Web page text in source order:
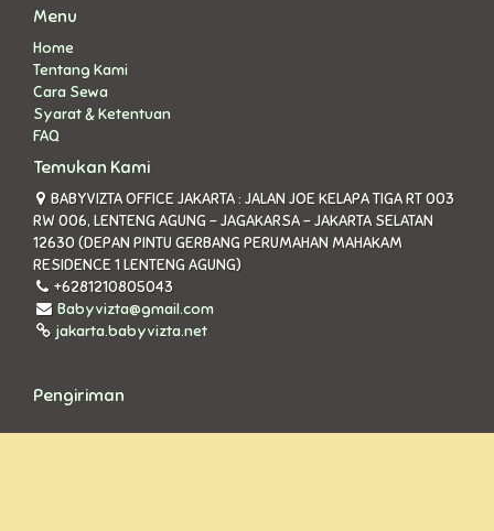
Menu
Home
Tentang Kami
Cara Sewa
Syarat & Ketentuan
FAQ
Temukan Kami
BABYVIZTA OFFICE JAKARTA : JALAN JOE KELAPA TIGA RT 003
RW 006, LENTENG AGUNG - JAGAKARSA - JAKARTA SELATAN
12630 (DEPAN PINTU GERBANG PERUMAHAN MAHAKAM
RESIDENCE 1 LENTENG AGUNG)
+6281210805043
Babyvizta@gmail.com
jakarta.babyvizta.net
Pengiriman